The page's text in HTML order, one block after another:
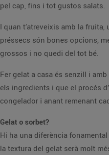
pel cap, fins i tot gustos salats.
I quan t’atreveixis amb la
préssecs són bones opcions,
grossos i no quedi del tot bé.
Fer gelat a casa és senzill i
els ingredients i que el procés
congelador i anant remenant
Gelat o sorbet?
Hi ha una diferència
la textura del gelat serà molt